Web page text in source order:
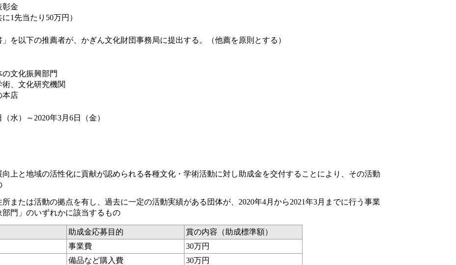
彰金
に1先当たり50万円）
」を以下の推薦者が、かぎん文化財団事務局に提出する。（他薦を原則とする）
の文化振興部門
術、文化研究機関
本店
（水）～2020年3月6日（金）
上と地域の活性化に貢献が認められる各種文化・学術活動に対し助成金を交付することにより、その活動
所または活動の拠点を有し、過去に一定の活動実績がある団体が、2020年4月から2021年3月までに行う事業
部門」のいずれかに該当するもの
助成金応募目的
賞の内容（助成標準額）
事業費
30万円
備品など購入費
30万円